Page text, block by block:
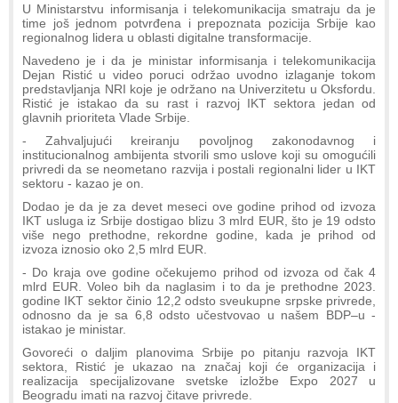
U Ministarstvu informisanja i telekomunikacija smatraju da je
time još jednom potvrđena i prepoznata pozicija Srbije kao
regionalnog lidera u oblasti digitalne transformacije.
Navedeno je i da je ministar informisanja i telekomunikacija
Dejan Ristić u video poruci održao uvodno izlaganje tokom
predstavljanja NRI koje je održano na Univerzitetu u Oksfordu.
Ristić je istakao da su rast i razvoj IKT sektora jedan od
glavnih prioriteta Vlade Srbije.
- Zahvaljujući kreiranju povoljnog zakonodavnog i
institucionalnog ambijenta stvorili smo uslove koji su omogućili
privredi da se neometano razvija i postali regionalni lider u IKT
sektoru - kazao je on.
Dodao je da je za devet meseci ove godine prihod od izvoza
IKT usluga iz Srbije dostigao blizu 3 mlrd EUR, što je 19 odsto
više nego prethodne, rekordne godine, kada je prihod od
izvoza iznosio oko 2,5 mlrd EUR.
- Do kraja ove godine očekujemo prihod od izvoza od čak 4
mlrd EUR. Voleo bih da naglasim i to da je prethodne 2023.
godine IKT sektor činio 12,2 odsto sveukupne srpske privrede,
odnosno da je sa 6,8 odsto učestvovao u našem BDP–u -
istakao je ministar.
Govoreći o daljim planovima Srbije po pitanju razvoja IKT
sektora, Ristić je ukazao na značaj koji će organizacija i
realizacija specijalizovane svetske izložbe Expo 2027 u
Beogradu imati na razvoj čitave privrede.